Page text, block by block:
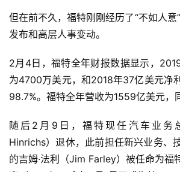
但在前不久，福特刚刚经历了“不如人
发布和高层人事变动。
2月4日，福特全年财报数据显示，
为4700万美元，和2018年37亿美元净
98.7%。福特全年营收为1559亿美元，
随后2月9日，福特现任汽车业务
Hinrichs）退休，此前担任新兴业务、
的吉姆·法利（Jim Farley）被任命为福